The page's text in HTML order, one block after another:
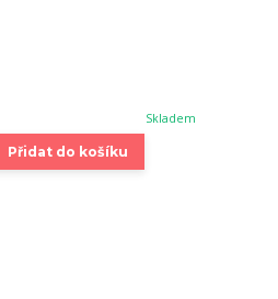
Skladem
Přidat do košíku